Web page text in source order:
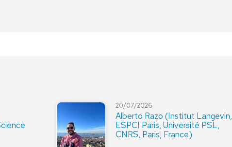
20/07/2026
Alberto Razo (Institut Langevin,
ESPCI Paris, Université PSL,
CNRS, Paris, France)